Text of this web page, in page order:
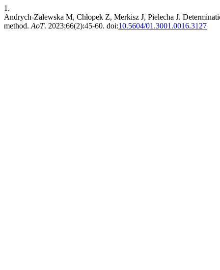
1.
Andrych-Zalewska M, Chłopek Z, Merkisz J, Pielecha J.
method. AoT. 2023;66(2):45-60. doi:10.5604/01.3001.0016.3127